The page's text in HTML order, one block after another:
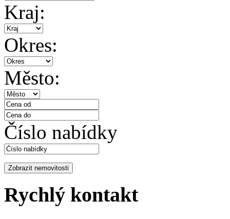
Kraj:
Okres:
Město:
Číslo nabídky
Rychlý kontakt